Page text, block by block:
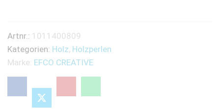
mm
10
mm
53
Artnr.: 1011400809
Kategorien: Holz, Holzperlen
Marke: EFCO CREATIVE